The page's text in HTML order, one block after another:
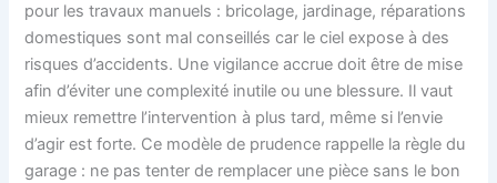
pour les travaux manuels : bricolage, jardinage, réparations
domestiques sont mal conseillés car le ciel expose à des
risques d’accidents. Une vigilance accrue doit être de mise
afin d’éviter une complexité inutile ou une blessure. Il vaut
mieux remettre l’intervention à plus tard, même si l’envie
d’agir est forte. Ce modèle de prudence rappelle la règle du
garage : ne pas tenter de remplacer une pièce sans le bon